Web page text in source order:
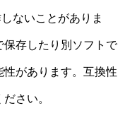
ないことがありま
存したり別ソフトで
があります。互換性
さい。